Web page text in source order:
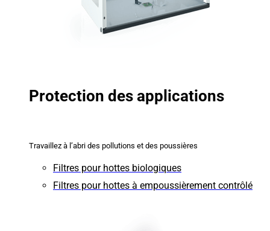
Protection des applications
Travaillez à l’abri des pollutions et des poussières
Filtres pour hottes biologiques
Filtres pour hottes à empoussièrement contrôlé